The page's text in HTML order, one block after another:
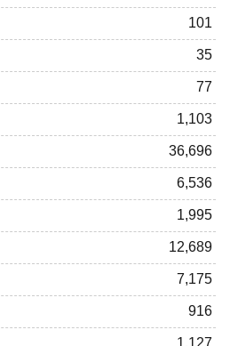
101
35
77
1,103
36,696
6,536
1,995
12,689
7,175
916
1,127